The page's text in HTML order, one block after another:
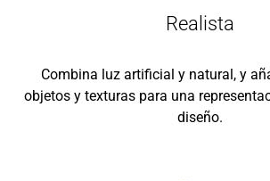
Realista
Combina luz artificial y natural, y
objetos y texturas para una
diseño.